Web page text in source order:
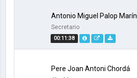
00:11:38
Antonio Miguel Palop Marín
Secretario
Pere Joan Antoni Chordá